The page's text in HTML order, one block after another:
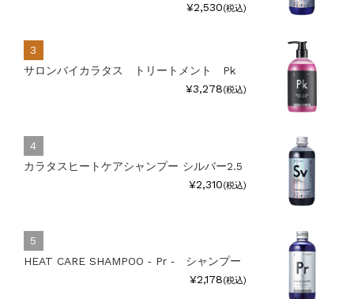
¥2,530(税込)
サロンバイカラタス トリートメント Pk
¥3,278(税込)
カラタスヒートケアシャンプー シルバー2.5
¥2,310(税込)
HEAT CARE SHAMPOO ‐ Pr ‐ シャンプー
¥2,178(税込)